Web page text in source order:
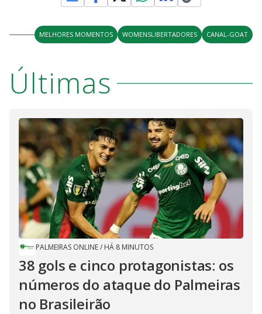
MELHORES MOMENTOS WOMENSLIBERTADORES CANAL-GOAT
Últimas
PALMEIRAS ONLINE/ HÁ 8 MINUTOS
38 gols e cinco protagonistas: os
números do ataque do Palmeiras
no Brasileirão